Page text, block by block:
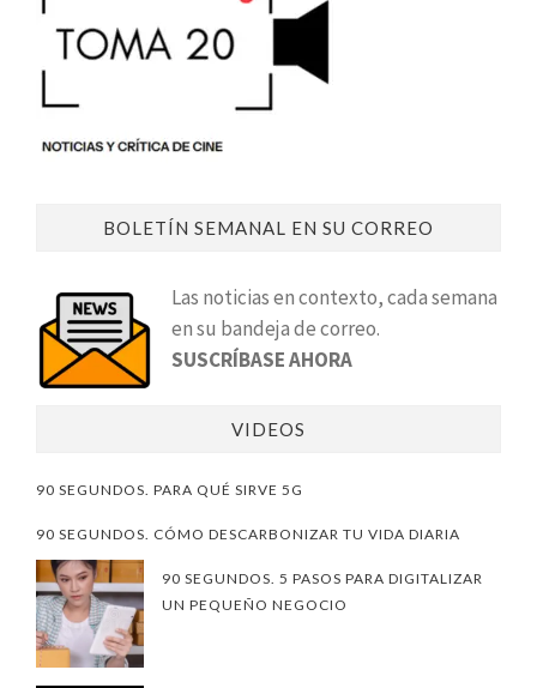
BOLETÍN SEMANAL EN SU CORREO
Las noticias en contexto, cada semana
en su bandeja de correo.
SUSCRÍBASE AHORA
VIDEOS
90 SEGUNDOS. PARA QUÉ SIRVE 5G
90 SEGUNDOS. CÓMO DESCARBONIZAR TU VIDA DIARIA
90 SEGUNDOS. 5 PASOS PARA DIGITALIZAR
UN PEQUEÑO NEGOCIO